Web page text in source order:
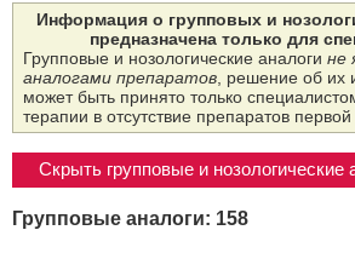
Информация о групповых и
предназначена только для
Групповые и нозологические аналоги не
аналогами препаратов , решение об их
может быть принято только
терапии в отсутствие препаратов первой
Скрыть групповые и нозологические
Групповые аналоги: 158